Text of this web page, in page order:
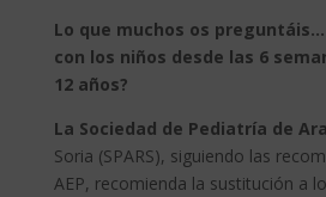
Lo que muchos os preguntáis…
con los niños desde las 6
12 años?
La Sociedad de Pediatría de
Soria (SPARS), siguiendo las
AEP, recomienda la sustitución a